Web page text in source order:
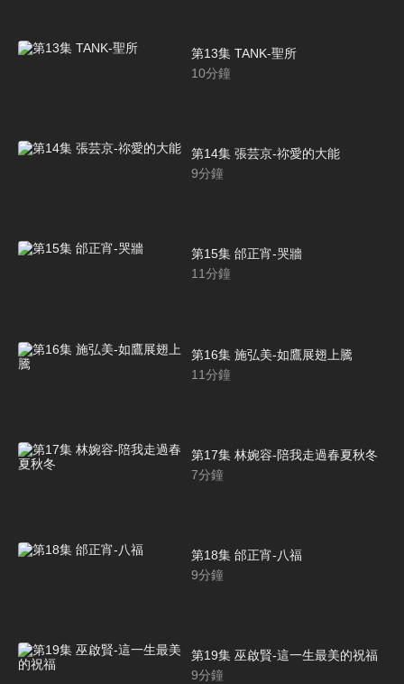
第13集 TANK-聖所
10分鐘
第14集 張芸京-祢愛的大能
9分鐘
第15集 邰正宵-哭牆
11分鐘
第16集 施弘美-如鷹展翅上騰
11分鐘
第17集 林婉容-陪我走過春夏秋冬
7分鐘
第18集 邰正宵-八福
9分鐘
第19集 巫啟賢-這一生最美的祝福
9分鐘